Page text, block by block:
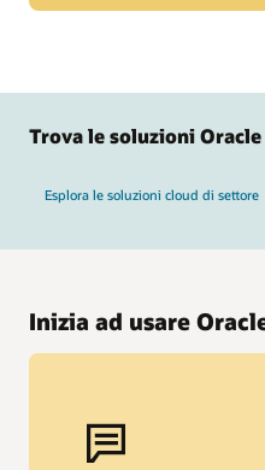
Oracle Fusion Cloud EPM
Trova le soluzioni
Esplora le soluzioni cloud di settore
Inizia ad usare